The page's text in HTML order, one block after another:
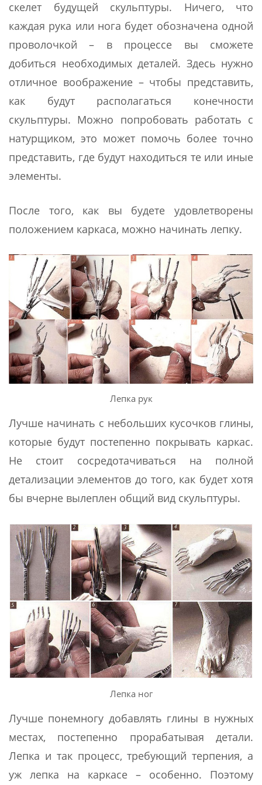
скелет будущей скульптуры. Ничего, что
каждая рука или нога будет обозначена одной
проволочкой – в процессе вы сможете
добиться необходимых деталей. Здесь нужно
отличное воображение – чтобы представить,
как будут располагаться конечности
скульптуры. Можно попробовать работать с
натурщиком, это может помочь более точно
представить, где будут находиться те или иные
элементы.
После того, как вы будете удовлетворены
положением каркаса, можно начинать лепку.
Лепка рук
Лучше начинать с небольших кусочков глины,
которые будут постепенно покрывать каркас.
Не стоит сосредотачиваться на полной
детализации элементов до того, как будет хотя
бы вчерне вылеплен общий вид скульптуры.
Лепка ног
Лучше понемногу добавлять глины в нужных
местах, постепенно прорабатывая детали.
Лепка и так процесс, требующий терпения, а
уж лепка на каркасе – особенно. Поэтому